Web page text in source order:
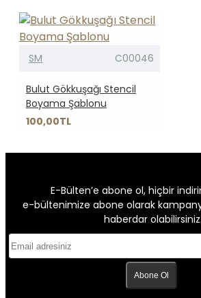
SM C00046
Bulut Gökkuşağı Stencil
Boyama Şablonu
100,00TL
E-Bülten’e abone ol, hiçbir
e-bültenimize abone olarak
haberdar olabilirsiniz.
Abone Ol